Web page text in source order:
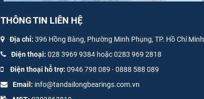
THÔNG TIN LIÊN HỆ
Địa chỉ: 396 Hồng Bàng, Phường Minh Phụng, TP. Hồ Chí Minh
Điện thoại: 028 3969 9384 hoặc 0283 969 2818
Điện thoại hỗ trợ: 0946 798 089 -0888 588 089
Email: info@tandailongbearings.com.vn